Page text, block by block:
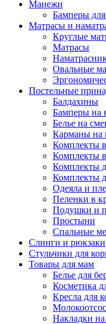
Манежи
Бамперы
Матрасы и
Круглые
Матрасы
Овальные
Постельные
Балдахины
Бамперы на
Белье на
Карманы на
Комплекты
Комплекты
Комплекты
Комплекты
Одеяла и
Пеленки в
Подушки и
Простыни
Спальные
Слинги и рюкзаки
Стульчики для
Товары для мам
Белье для
Косметика
Кресла для
Накладки на